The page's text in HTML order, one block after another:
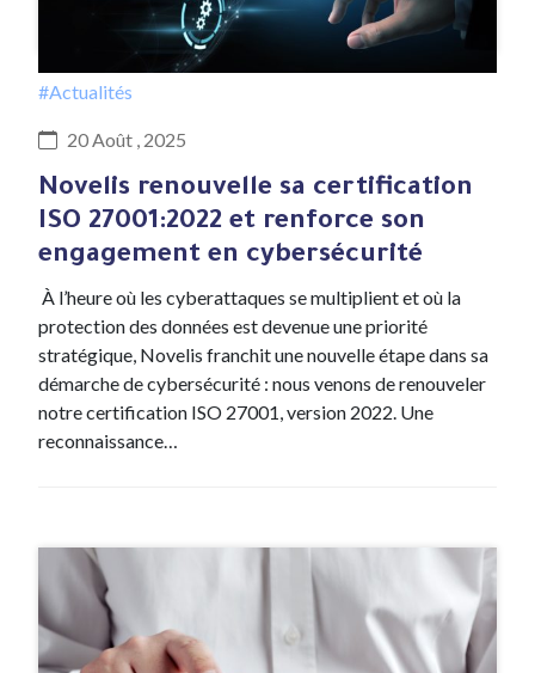
#Actualités
20 Août , 2025
Novelis renouvelle sa certification
ISO 27001:2022 et renforce son
engagement en cybersécurité
À l’heure où les cyberattaques se multiplient et où la
protection des données est devenue une priorité
stratégique, Novelis franchit une nouvelle étape dans sa
démarche de cybersécurité : nous venons de renouveler
notre certification ISO 27001, version 2022. Une
reconnaissance…